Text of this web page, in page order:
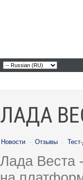
ЛАДА
Новости · Отзывы ·
Лада Веста